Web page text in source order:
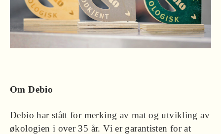
Om Debio
Debio har stått for merking av mat og utvikling av
økologien i over 35 år. Vi er garantisten for at